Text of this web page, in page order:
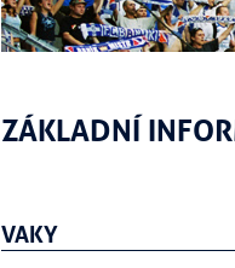
ZÁKLADNÍ
VAKY